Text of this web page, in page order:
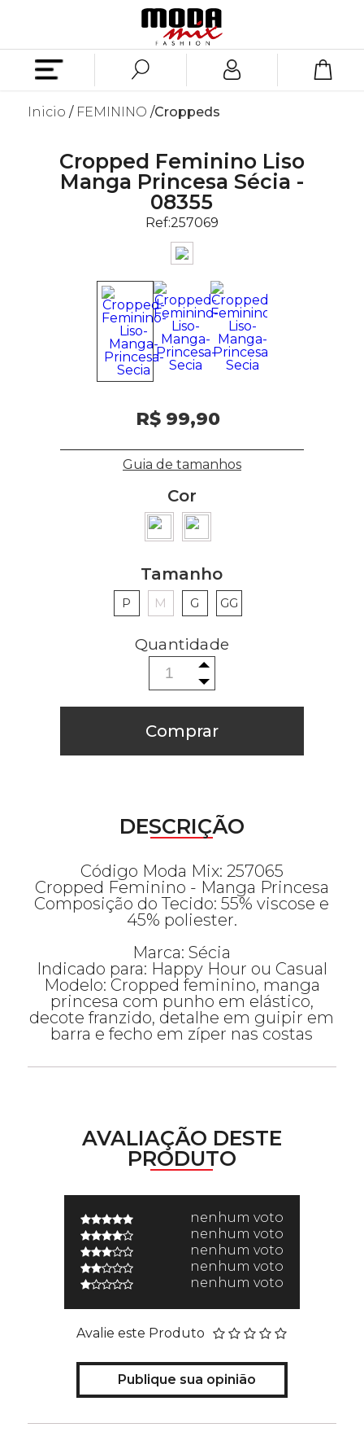
Inicio FEMININO Croppeds
Cropped Feminino Liso
Manga Princesa Sécia -
08355
Ref:257069
R$ 99,90
Guia de tamanhos
Cor
Tamanho
P M G GG
Comprar
DESCRIÇÃO
Código Moda Mix: 257065
Cropped Feminino - Manga Princesa
Composição do Tecido: 55% viscose e
45% poliester.
Marca: Sécia
Indicado para: Happy Hour ou Casual
Modelo: Cropped feminino, manga
princesa com punho em elástico,
decote franzido, detalhe em guipir em
barra e fecho em zíper nas costas
AVALIAÇÃO DESTE
PRODUTO
nenhum voto
nenhum voto
nenhum voto
nenhum voto
nenhum voto
Avalie este Produto
Publique sua opinião